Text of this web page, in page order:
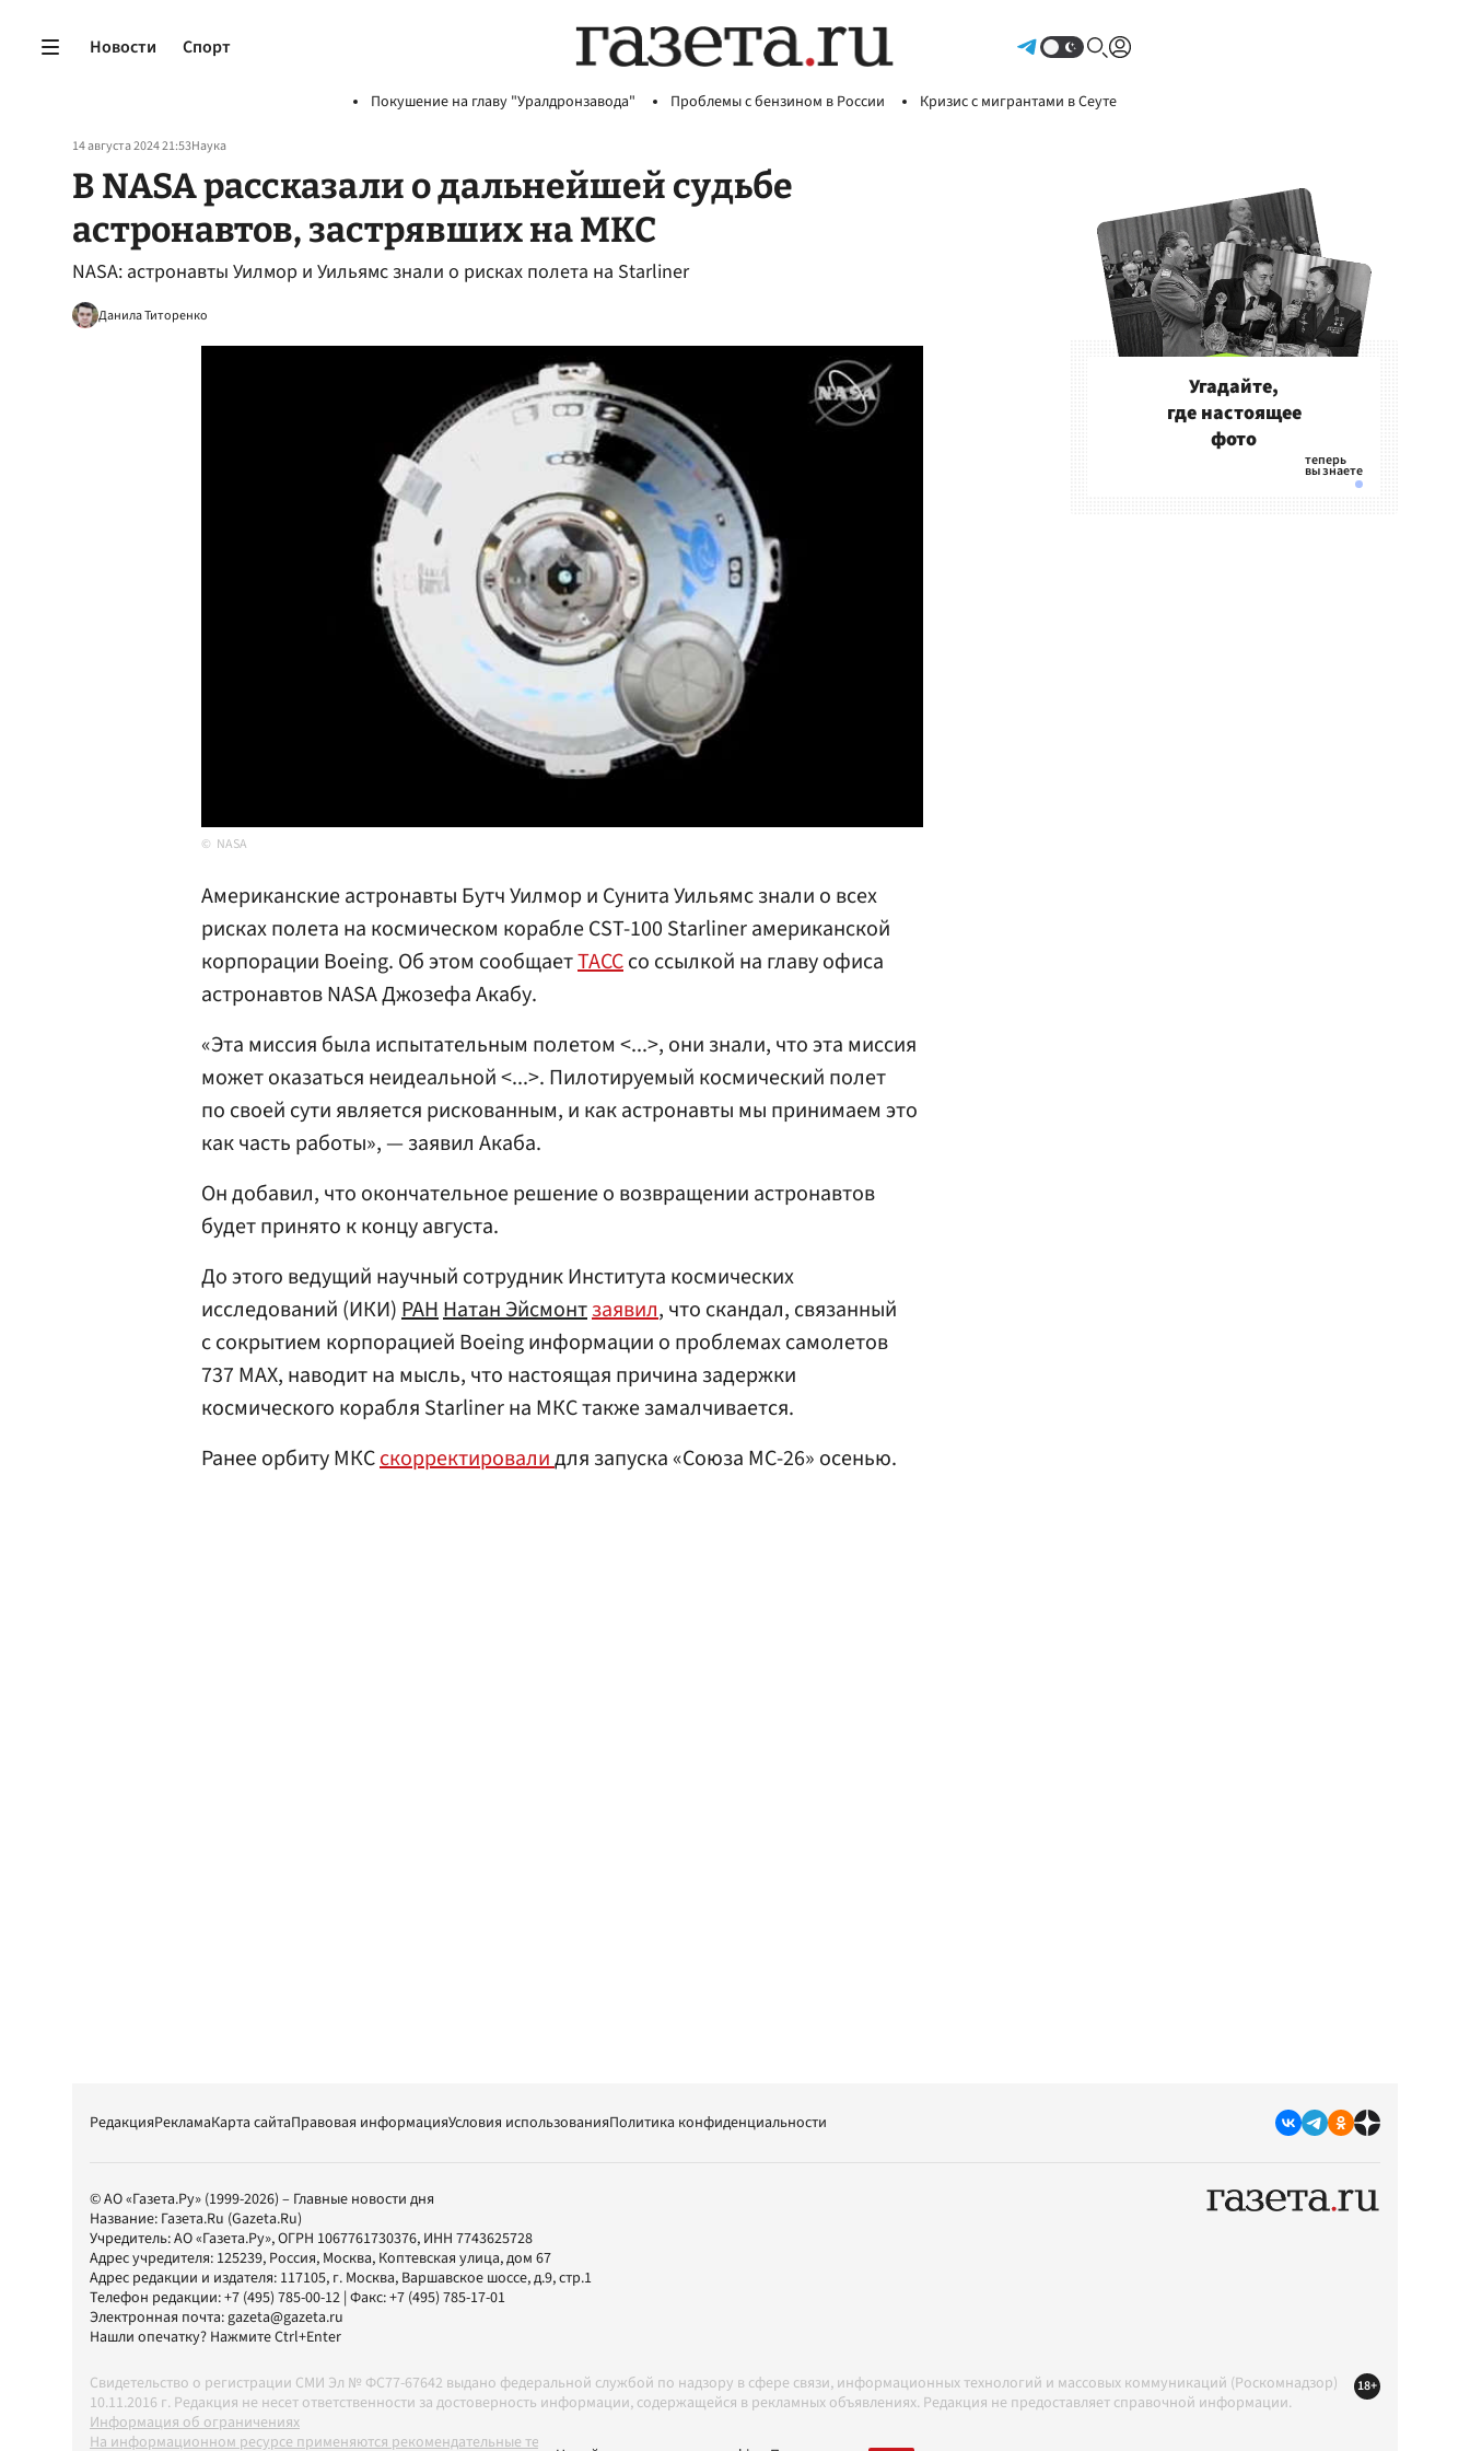
Новости Спорт
Покушение на главу "Уралдронзавода" Проблемы с бензином в России Кризис с мигрантами в Сеуте
14 августа 2024 21:53Наука
В NASA рассказали о дальнейшей судьбе
астронавтов, застрявших на МКС
NASA: астронавты Уилмор и Уильямс знали о рисках полета на Starliner
Данила Титоренко
NASA
Американские астронавты Бутч Уилмор и Сунита Уильямс знали о всех
рисках полета на космическом корабле CST-100 Starliner американской
корпорации Boeing. Об этом сообщаетТАССсо ссылкой на главу офиса
астронавтов NASA Джозефа Акабу.
«Эта миссия была испытательным полетом <...>, они знали, что эта миссия
может оказаться неидеальной <...>. Пилотируемый космический полет
по своей сути является рискованным, и как астронавты мы принимаем это
как часть работы», — заявил Акаба.
Он добавил, что окончательное решение о возвращении астронавтов
будет принято к концу августа.
До этого ведущий научный сотрудник Института космических
исследований (ИКИ)РАННатан Эйсмонтзаявил, что скандал, связанный
с сокрытием корпорацией Boeing информации о проблемах самолетов
737 MAX, наводит на мысль, что настоящая причина задержки
космического корабля Starliner на МКС также замалчивается.
Ранее орбиту МКСскорректировалидля запуска «Союза МС-26» осенью.
Угадайте,
где настоящее
фото
РедакцияРекламаКарта сайтаПравовая информацияУсловия использованияПолитика конфиденциальности
© АО «Газета.Ру» (1999-2026) – Главные новости дня
Название: Газета.Ru (Gazeta.Ru)
Учредитель:АО «Газета.Ру», ОГРН 1067761730376, ИНН 7743625728
Адрес учредителя: 125239, Россия, Москва, Коптевская улица, дом 67
Адрес редакции и издателя: 117105, г. Москва, Варшавское шоссе, д.9, стр.1
Телефон редакции:+7 (495) 785-00-12 | Факс:+7 (495) 785-17-01
Электронная почта:gazeta@gazeta.ru
Нашли опечатку? Нажмите Ctrl+Enter
Свидетельство о регистрации СМИ Эл № ФС77-67642 выдано федеральной службой по надзору в сфере связи, информационных технологий и массовых коммуникаций (Роскомнадзор)
10.11.2016 г. Редакция не несет ответственности за достоверность информации, содержащейся в рекламных объявлениях. Редакция не предоставляет справочной информации.
Информация об ограничениях
На информационном ресурсе применяются рекомендательные технологии в соответствии с Правилами
18+